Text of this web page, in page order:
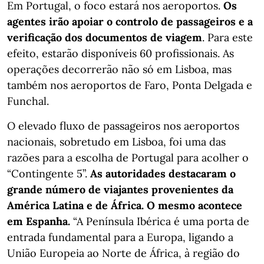
Em Portugal, o foco estará nos aeroportos. Os
agentes irão apoiar o controlo de passageiros e a
verificação dos documentos de viagem. Para este
efeito, estarão disponíveis 60 profissionais. As
operações decorrerão não só em Lisboa, mas
também nos aeroportos de Faro, Ponta Delgada e
Funchal.
O elevado fluxo de passageiros nos aeroportos
nacionais, sobretudo em Lisboa, foi uma das
razões para a escolha de Portugal para acolher o
“Contingente 5”. As autoridades destacaram o
grande número de viajantes provenientes da
América Latina e de África. O mesmo acontece
em Espanha. “A Península Ibérica é uma porta de
entrada fundamental para a Europa, ligando a
União Europeia ao Norte de África, à região do